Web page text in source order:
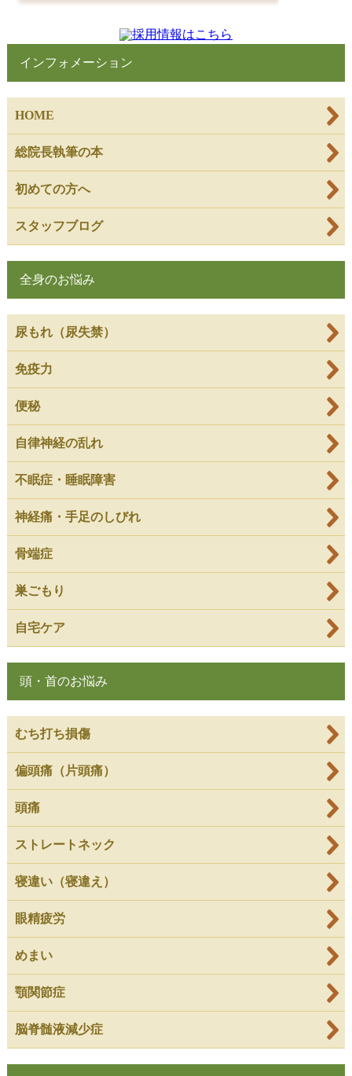
インフォメーション
HOME
総院長執筆の本
初めての方へ
スタッフブログ
全身のお悩み
尿もれ（尿失禁）
免疫力
便秘
自律神経の乱れ
不眠症・睡眠障害
神経痛・手足のしびれ
骨端症
巣ごもり
自宅ケア
頭・首のお悩み
むち打ち損傷
偏頭痛（片頭痛）
頭痛
ストレートネック
寝違い（寝違え）
眼精疲労
めまい
顎関節症
脳脊髄液減少症